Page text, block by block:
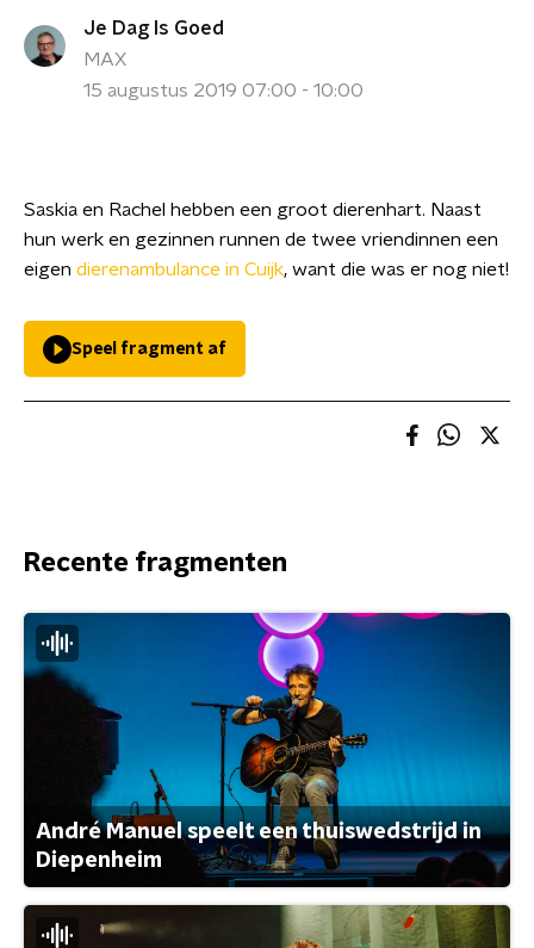
Je Dag Is Goed
MAX
15 augustus 2019 07:00 - 10:00
Saskia en Rachel hebben een groot dierenhart. Naast
hun werk en gezinnen runnen de twee vriendinnen een
eigen dierenambulance in Cuijk, want die was er nog niet!
Speel fragment af
Recente fragmenten
André Manuel speelt een thuiswedstrijd in
Diepenheim